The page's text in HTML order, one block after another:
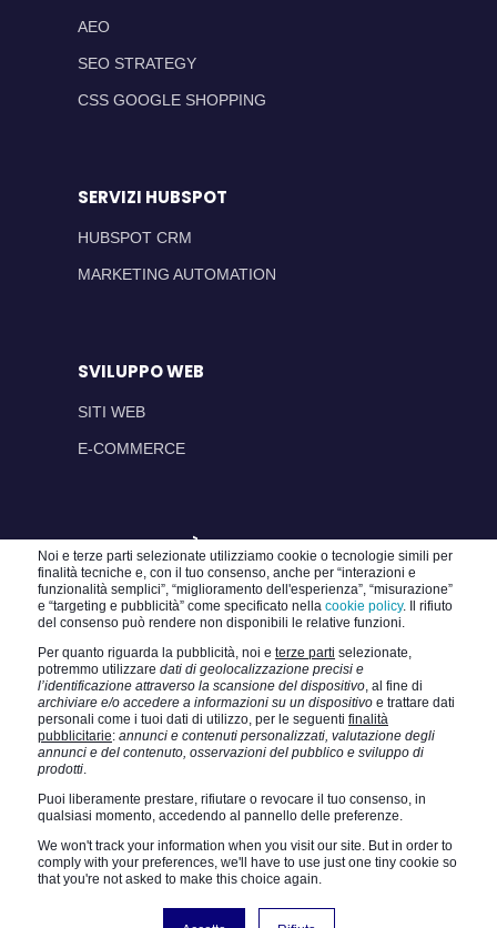
Noi e terze parti selezionate utilizziamo cookie o tecnologie simili per
finalità tecniche e, con il tuo consenso, anche per “interazioni e
funzionalità semplici”, “miglioramento dell'esperienza”, “misurazione”
e “targeting e pubblicità” come specificato nella cookie policy. Il rifiuto
del consenso può rendere non disponibili le relative funzioni.
Per quanto riguarda la pubblicità, noi e terze parti selezionate,
potremmo utilizzare dati di geolocalizzazione precisi e
l’identificazione attraverso la scansione del dispositivo, al fine di
archiviare e/o accedere a informazioni su un dispositivo e trattare dati
personali come i tuoi dati di utilizzo, per le seguenti finalità
pubblicitarie: annunci e contenuti personalizzati, valutazione degli
annunci e del contenuto, osservazioni del pubblico e sviluppo di
prodotti.
Puoi liberamente prestare, rifiutare o revocare il tuo consenso, in
qualsiasi momento, accedendo al pannello delle preferenze.
We won't track your information when you visit our site. But in order to
comply with your preferences, we'll have to use just one tiny cookie so
that you're not asked to make this choice again.
AEO
SEO STRATEGY
CSS GOOGLE SHOPPING
SERVIZI HUBSPOT
HUBSPOT CRM
MARKETING AUTOMATION
SVILUPPO WEB
SITI WEB
E-COMMERCE
ACCESSIBILITÀ
TURATTI CONSULTING SRL |Privacy Policy|
Cookie Policy|Contatti|Lavora con noi|
© 2026 Turatti Consulting SRL - Unipersonale
- Capitale sociale: € 10.000 - Sede Legale: Viale